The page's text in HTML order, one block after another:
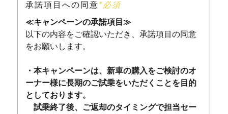
承諾項目への同意*必須
≪キャンペーンの承諾項目≫
以下の内容をご確認いただき、承諾項目の同意
をお願いします。
・本キャンペーンは、新車の購入をご検討のオ
ーナー様に長期のご試乗をいただくことを目的
としております。
試乗終了後、ご返却のタイミングで担当セー